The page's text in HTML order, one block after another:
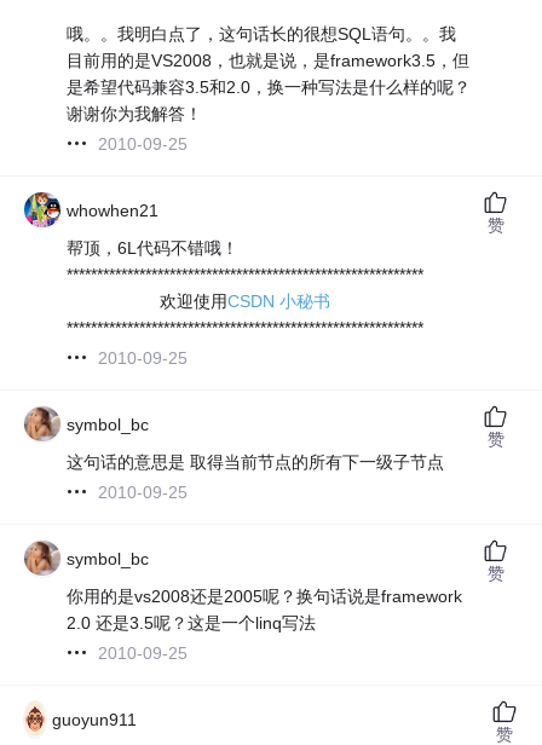
哦。。我明白点了，这句话长的很想SQL语句。。我
目前用的是VS2008，也就是说，是framework3.5，但
是希望代码兼容3.5和2.0，换一种写法是什么样的呢？
谢谢你为我解答！
2010-09-25
whowhen21
帮顶，6L代码不错哦！
***********************************************************
欢迎使用CSDN 小秘书
***********************************************************
2010-09-25
赞
symbol_bc
这句话的意思是 取得当前节点的所有下一级子节点
2010-09-25
赞
symbol_bc
你用的是vs2008还是2005呢？换句话说是framework
2.0 还是3.5呢？这是一个linq写法
2010-09-25
赞
guoyun911
赞